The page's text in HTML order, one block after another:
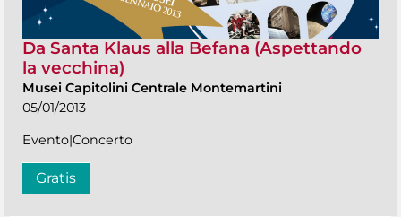
Da Santa Klaus alla Befana (Aspettando
la vecchina)
Musei Capitolini Centrale Montemartini
05/01/2013
Evento|Concerto
Gratis